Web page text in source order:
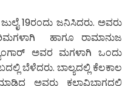
19ರಂದು ಜನಿಸಿದರು. ಅವರು
ಹಾಗೂ ರಾಮಾನುಜ
ಅವರ ಮಗಳಾಗಿ ಒಂದು
ಬೆಳೆದರು. ಬಾಲ್ಯದಲ್ಲಿ ಕೆಲಕಾಲ
ಅವರು ಕಲಾವಿಭಾಗದಲ್ಲಿ